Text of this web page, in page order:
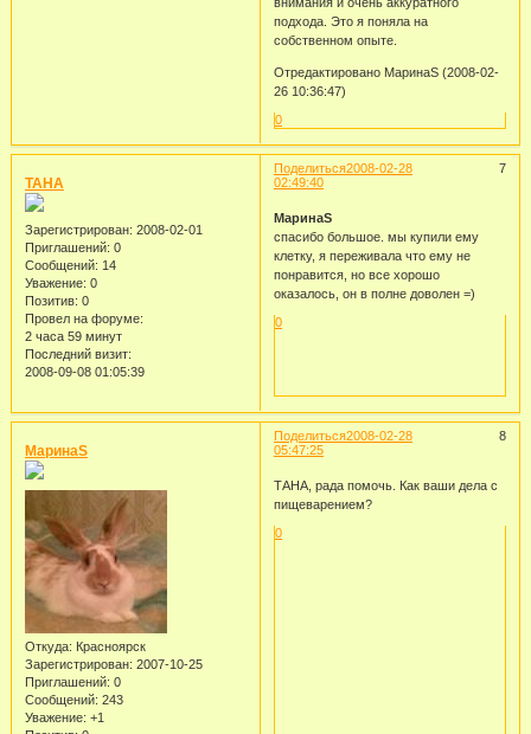
подхода. Это я поняла на
собственном опыте.
Отредактировано МаринаS (2008-02-
26 10:36:47)
0
Поделиться 7
2008-02-28
02:49:40
TAHA
Зарегистрирован: 2008-02-01
Приглашений: 0
Сообщений: 14
Уважение: 0
Позитив: 0
Провел на форуме:
2 часа 59 минут
Последний визит:
2008-09-08 01:05:39
МаринаS
спасибо большое. мы купили ему
клетку, я переживала что ему не
понравится, но все хорошо
оказалось, он в полне доволен =)
0
Поделиться 8
2008-02-28
05:47:25
МаринаS
Откуда: Красноярск
Зарегистрирован: 2007-10-25
Приглашений: 0
Сообщений: 243
Уважение: +1
ТАНА, рада помочь. Как ваши дела с
пищеварением?
0